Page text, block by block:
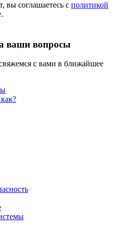
вы соглашаетесь с политикой
ваши вопросы
с вами в ближайшее